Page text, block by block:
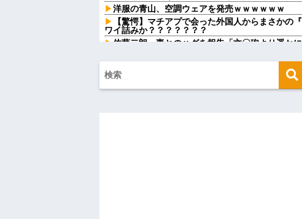
洋服の青山、空調ウェアを発売ｗｗｗｗｗｗ
【驚愕】マチアプで会った外国人からまさかの
ワイ詰みか？？？？？？？
佐藤二朗、妻とのハグを報告「文〇砲より遥か
【衝撃】クロちゃん、とち狂ったツイートをす
か？？？？？？
【画像】『20代にしか見えない30代女子』が
義弟嫁「まみって呼んでください！お姉さんが
嫁実家で自分につけられていた屈辱的なあだ名
俺「おっちゃん、何してるんですか…？」作
中1の息子が上級生にイジメに遭っているらしい
死ねだのクソ親父だのうるさかった反抗期の娘
ハードオフに売っていた4万4000円のフィギュ